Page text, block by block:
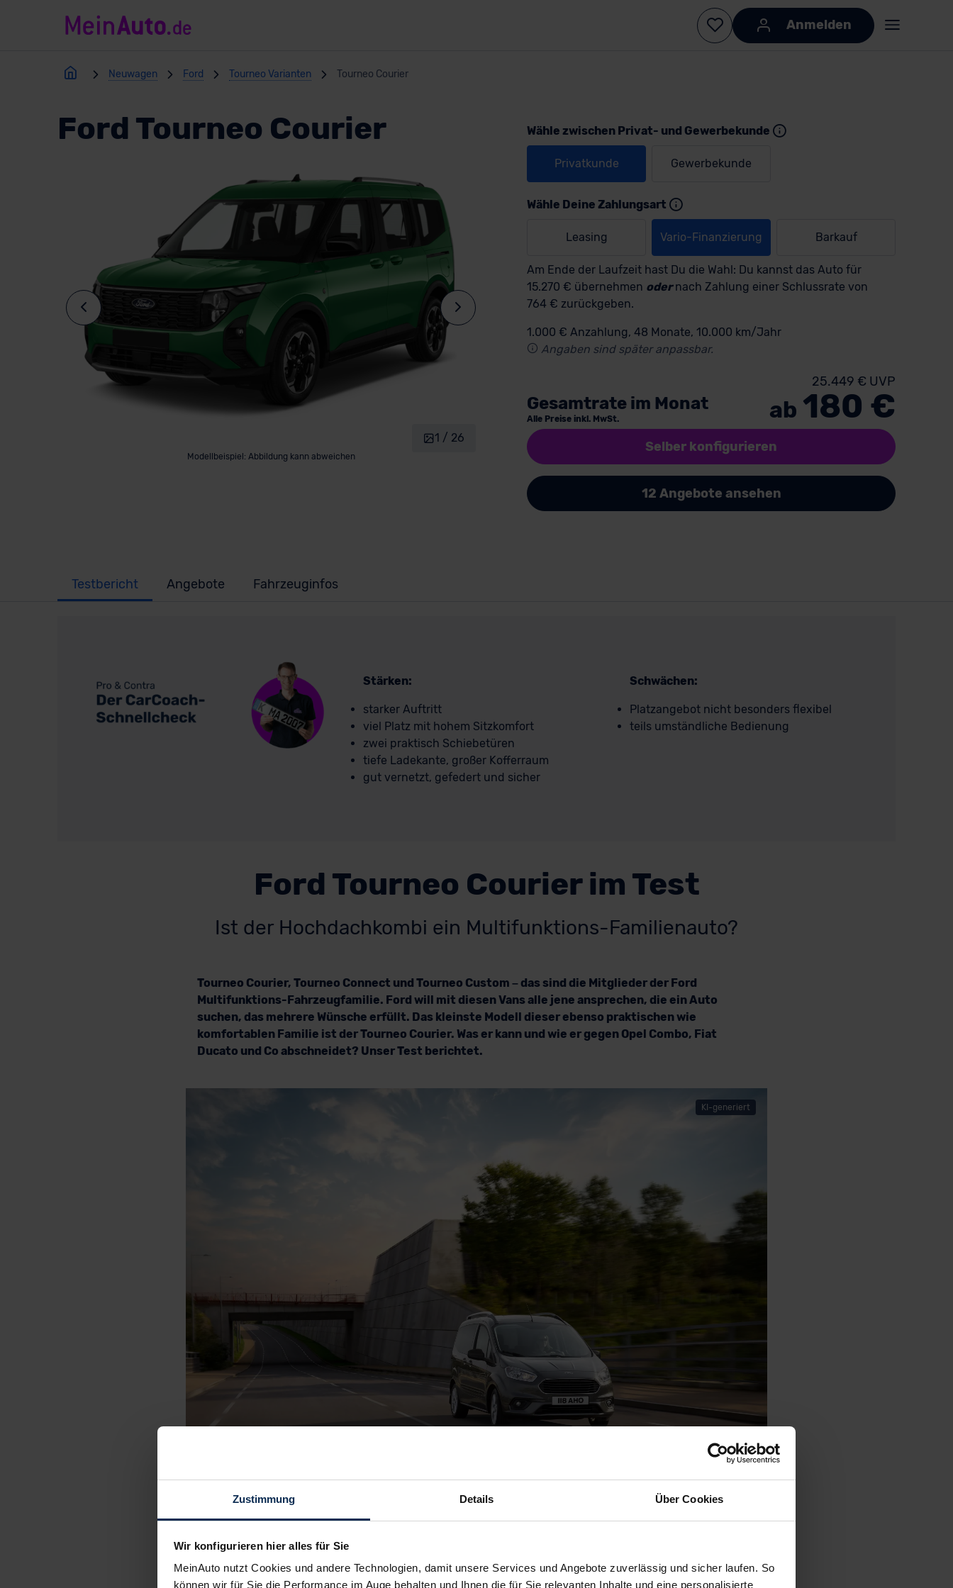
Zustimmung Details Über Cookies
Wir konfigurieren hier alles für Sie
MeinAuto nutzt Cookies und andere Technologien, damit unsere Services und Angebote zuverlässig und sicher laufen. So
können wir für Sie die Performance im Auge behalten und Ihnen die für Sie relevanten Inhalte und eine personalisierte
Anmelden
Neuwagen Ford Tourneo Varianten Tourneo Courier
Ford Tourneo Courier
Modellbeispiel: Abbildung kann abweichen
1 / 26
Wähle zwischen Privat- und Gewerbekunde
Privatkunde Gewerbekunde
Wähle Deine Zahlungsart
Leasing Vario-Finanzierung Barkauf
Am Ende der Laufzeit hast Du die Wahl: Du kannst das Auto für
15.270 € übernehmen odernach Zahlung einer Schlussrate von
764 € zurückgeben.
1.000 € Anzahlung, 48 Monate, 10.000 km/Jahr
Angaben sind später anpassbar.
Gesamtrate im Monat
Alle Preise inkl. MwSt.
25.449 € UVP
ab 180 €
Selber konfigurieren
12 Angebote ansehen
Testbericht Angebote Fahrzeuginfos
Stärken:
starker Auftritt
viel Platz mit hohem Sitzkomfort
zwei praktisch Schiebetüren
tiefe Ladekante, großer Kofferraum
gut vernetzt, gefedert und sicher
Schwächen:
Platzangebot nicht besonders flexibel
teils umständliche Bedienung
Ford Tourneo Courier im Test
Ist der Hochdachkombi ein Multifunktions-Familienauto?
Tourneo Courier, Tourneo Connect und Tourneo Custom – das sind die Mitglieder der Ford
Multifunktions-Fahrzeugfamilie. Ford will mit diesen Vans alle jene ansprechen, die ein Auto
suchen, das mehrere Wünsche erfüllt. Das kleinste Modell dieser ebenso praktischen wie
komfortablen Familie ist der Tourneo Courier. Was er kann und wie er gegen Opel Combo, Fiat
Ducato und Co abschneidet? Unser Test berichtet.
KI-generiert